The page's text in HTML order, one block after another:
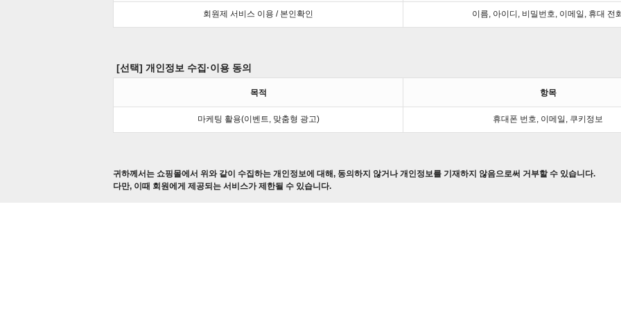
회원제 서비스 이용 / 본인확인 이름, 아이디, 비밀번호, 이메일, 휴대 전
[선택] 개인정보 수집·이용 동의
목적 항목
마케팅 활용(이벤트, 맞춤형 광고) 휴대폰 번호, 이메일, 쿠키정보
귀하께서는 쇼핑몰에서 위와 같이 수집하는 개인정보에 대해, 동의하지 않거나 개인정보를 기재하지 않음으로써 거부할 수 있습니다.
다만, 이때 회원에게 제공되는 서비스가 제한될 수 있습니다.